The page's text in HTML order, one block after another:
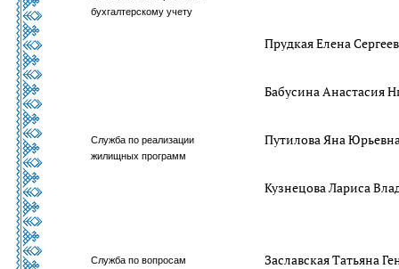
бухгалтерскому учету
Прудкая Елена
Бабусина Анастасия
Служба по реализации
жилищных программ
Путилова Яна
Кузнецова Лариса
Служба по вопросам
Заславская Татьяна